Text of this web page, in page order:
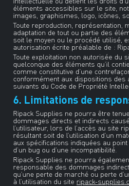
éléments accessibles sur le site,
images, graphismes, logo, icônes,
Toute reproduction, représentation,
adaptation de tout ou partie des
soit le moyen ou le procédé utilisé,
autorisation écrite préalable de :
Toute exploitation non autorisée du
quelconque des éléments qu’il
comme constitutive d’une
conformément aux dispositions des
suivants du Code de Propriété
6. Limitations de
Ripack Supplies ne pourra être
dommages directs et indirects
l’utilisateur, lors de l’accès au site
résultant soit de l’utilisation d’un
aux spécifications indiquées au point
d’un bug ou d’une incompatibilité.
Ripack Supplies ne pourra
responsable des dommages
qu’une perte de marché ou perte
à l’utilisation du site ripack-